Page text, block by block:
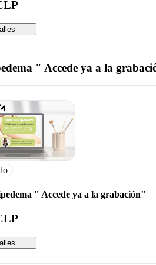
" Accede ya a la
" Accede ya a la grabación"